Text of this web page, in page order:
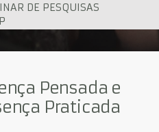
DE PESQUISAS
Pensada e
Praticada